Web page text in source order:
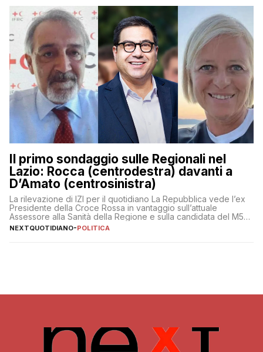
Il primo sondaggio sulle Regionali nel
Lazio: Rocca (centrodestra) davanti a
D’Amato (centrosinistra)
La rilevazione di IZI per il quotidiano La Repubblica vede l’ex
Presidente della Croce Rossa in vantaggio sull’attuale
Assessore alla Sanità della Regione e sulla candidata del M5S
Donatella Bianchi
NEXTQUOTIDIANO-POLITICA